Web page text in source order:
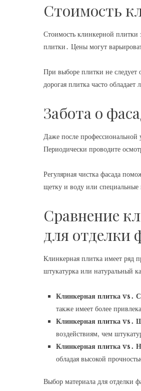
Стоимость
Стоимость клинкерной плитки
плитки․ Цены могут
При выборе плитки не следует
дорогая плитка часто
Забота о
Даже после профессиональной
Периодически проводите
Регулярная чистка фасада
щетку и воду или специальные
Сравнение
для отделки
Клинкерная плитка имеет ряд
штукатурка или натуральный
Клинкерная плитка vs․
также имеет более
Клинкерная плитка vs․
воздействиям‚ чем
Клинкерная плитка vs․
обладая высокой
Выбор материала для отделки